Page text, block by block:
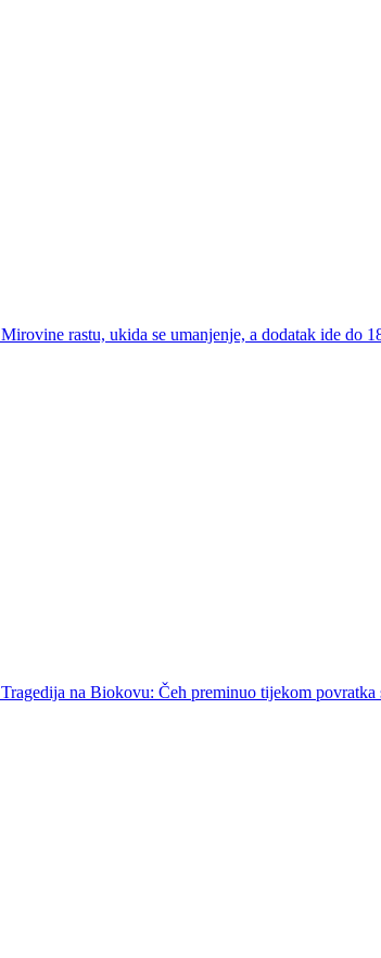
Mirovine rastu, ukida se umanjenje, a dodatak ide do
Tragedija na Biokovu: Čeh preminuo tijekom povratka